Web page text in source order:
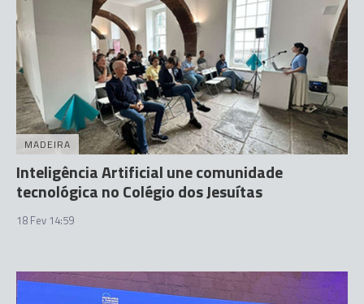
MADEIRA
Inteligência Artificial une comunidade
tecnológica no Colégio dos Jesuítas
18 Fev 14:59